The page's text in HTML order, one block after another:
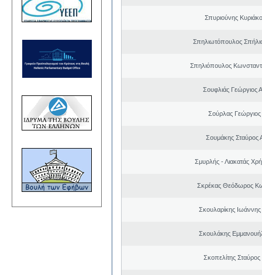
Σπυριούνης
Σπηλιωτόπουλος
Σπηλιόπουλος
Σουφλιάς Γεώργιος
Σούρλας
Σουμάκης Σταύρος
Σμυρλής - Λιακατάς
Σκρέκας Θεόδωρος
Σκουλαρίκης
Σκουλάκης
Σκοπελίτης